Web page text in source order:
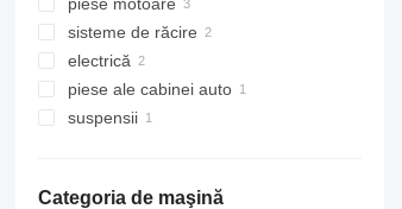
diferentiale
reductoare
axe posterioare
axe anterioare
motoare
turbocompresoare
sisteme de răcire
ventilatoare răcire
electrică
generatoare
unităţi de control
piese ale cabinei auto
aer conditionat auto și piese de
suspensii
Categoria de maşină